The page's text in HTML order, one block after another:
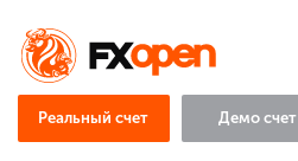
Реальный счет Демо счет